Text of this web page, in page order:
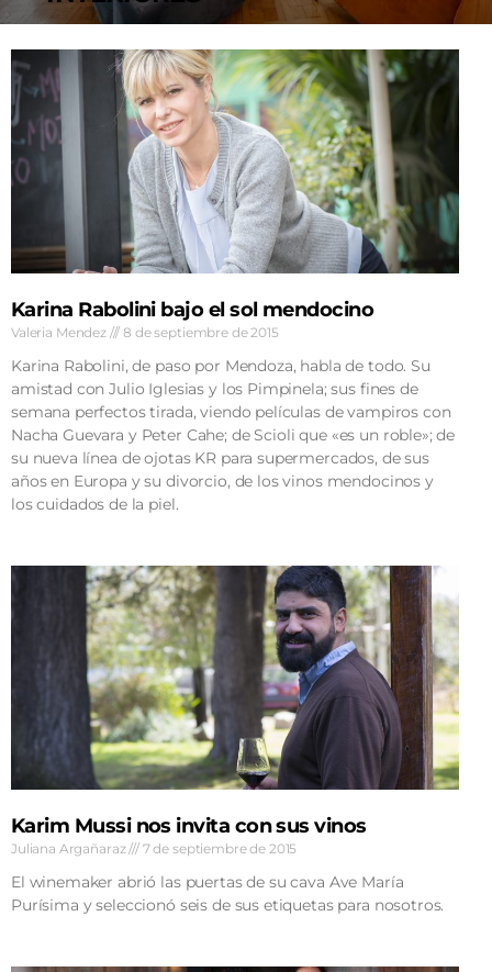
AGENDA
Karina Rabolini bajo el sol mendocino
Valeria Mendez 8 de septiembre de 2015
Karina Rabolini, de paso por Mendoza, habla de todo. Su
amistad con Julio Iglesias y los Pimpinela; sus fines de
semana perfectos tirada, viendo películas de vampiros con
Nacha Guevara y Peter Cahe; de Scioli que «es un roble»; de
su nueva línea de ojotas KR para supermercados, de sus
años en Europa y su divorcio, de los vinos mendocinos y
los cuidados de la piel.
Karim Mussi nos invita con sus vinos
Juliana Argañaraz 7 de septiembre de 2015
El winemaker abrió las puertas de su cava Ave María
Purísima y seleccionó seis de sus etiquetas para nosotros.